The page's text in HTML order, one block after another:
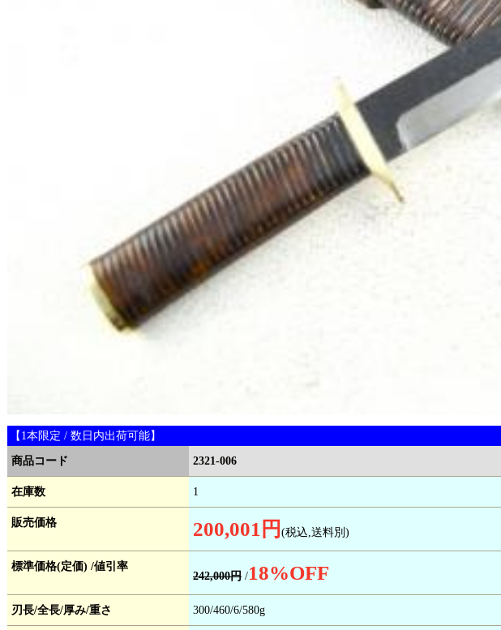
【1本限定 / 数日内出荷可能】
商品コード 2321-006
在庫数 1
販売価格 200,001円 (税込,送料別)
標準価格(定価) /値引率
242,000円 /18%OFF
刃長/全長/厚み/重さ 300/460/6/580g